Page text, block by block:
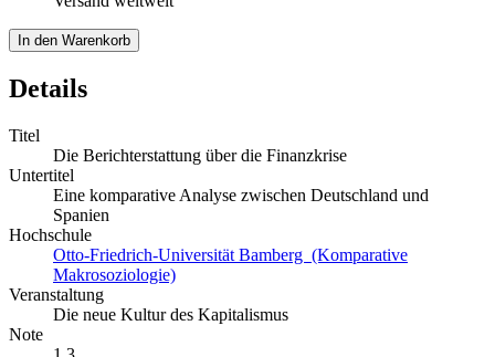
In den Warenkorb
Details
Titel
Die Berichterstattung über die Finanzkrise
Untertitel
Eine komparative Analyse zwischen Deutschland und
Spanien
Hochschule
Otto-Friedrich-Universität Bamberg (Komparative
Makrosoziologie)
Veranstaltung
Die neue Kultur des Kapitalismus
Note